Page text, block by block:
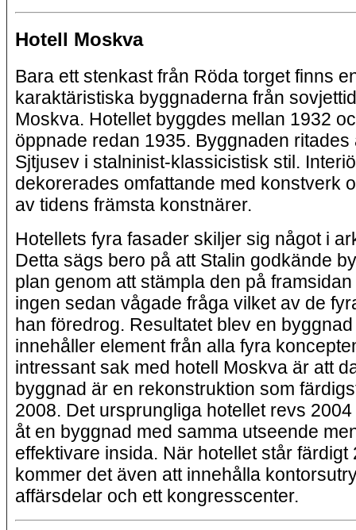
Hotell Moskva
Bara ett stenkast från Röda torget finns
karaktäristiska byggnaderna från
Moskva. Hotellet byggdes mellan 1932
öppnade redan 1935. Byggnaden ritades
Sjtjusev i stalninist-klassicistisk stil.
dekorerades omfattande med konstverk
av tidens främsta konstnärer.
Hotellets fyra fasader skiljer sig något i
Detta sägs bero på att Stalin godkände
plan genom att stämpla den på
ingen sedan vågade fråga vilket av de
han föredrog. Resultatet blev en
innehåller element från alla fyra
intressant sak med hotell Moskva är att
byggnad är en rekonstruktion som
2008. Det ursprungliga hotellet revs
åt en byggnad med samma utseende
effektivare insida. När hotellet står färdigt
kommer det även att innehålla
affärsdelar och ett kongresscenter.